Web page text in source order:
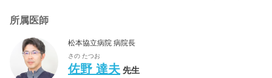
所属医師
松本協立病院 病院長
さの たつお
佐野 達夫 先生